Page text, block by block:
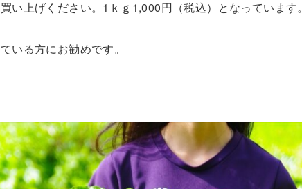
い上げください。1ｋｇ1,000円（税込）となっています。
いる方にお勧めです。